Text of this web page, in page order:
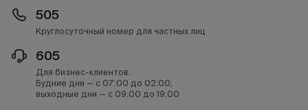
505
Круглосуточный номер для частных лиц
605
Для бизнес-клиентов.
Будние дни — с 07:00 до 02:00;
выходные дни — с 09:00 до 19:00